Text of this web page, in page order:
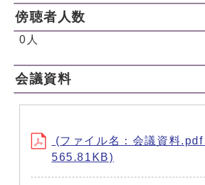
傍聴者人数
0人
会議資料
(ファイル名：会議資料.pdf
565.81KB)